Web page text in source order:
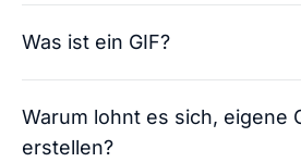
Was ist ein GIF?
Warum lohnt es sich, eigene
erstellen?